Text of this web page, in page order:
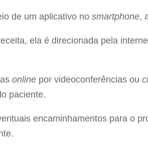
de um aplicativo no smartphone,
ela é direcionada pela
online por videoconferências ou
paciente.
encaminhamentos para o